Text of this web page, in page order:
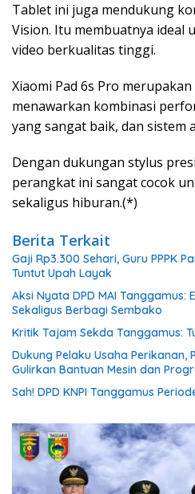
Tablet ini juga mendukung
Vision. Itu membuatnya ideal
video berkualitas tinggi.
Xiaomi Pad 6s Pro
menawarkan kombinasi
yang sangat baik, dan sistem
Dengan dukungan stylus
perangkat ini sangat cocok
sekaligus hiburan.(*)
Berita Terkait
Gaji Rp3.300 Sehari, Guru PPPK
Tuntut Upah Layak
Aksi Nyata DPD MAI
Sekaligus Berbagi Sembako
Kritik Tajam Sekda Tanggamus:
Dukung Pelaku Usaha Perikanan,
Gulirkan Bantuan Mesin dan
Sah! DPD KNPI Tanggamus